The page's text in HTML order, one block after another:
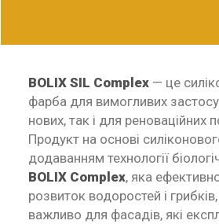
BOLIX SIL Complex — це
фарба для вимогливих
нових, так і для реноваційних
Продукт на основі
додаванням технології
BOLIX Complex, яка
розвиток водоростей і
важливо для фасадів, які